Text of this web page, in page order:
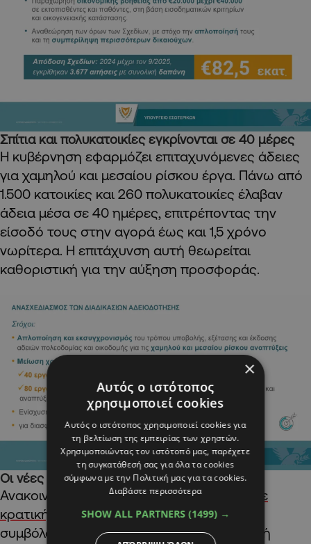
Σπίτια και πολυκατοικίες εγκρίνονται σε 40 μέρες
Η κυβέρνηση εφαρμόζει επιταχυνόμενες άδειες
για χαμηλού και μεσαίου ρίσκου έργα. Πάνω από
1.500 κατοικίες και 260 πολυκατοικίες έλαβαν
άδεια μέσα σε 40 ημέρες, επιτρέποντας την
είσοδό τους στην αγορά έως και 1,5 χρόνο
νωρίτερα. Η επιτάχυνση αυτή θεωρείται
καθοριστική για την αύξηση προσφοράς.
Οι νέες εξαγγελίες
Ανακοινώθηκαν
500 προσιτές κατοικίες σε
κρατική γη
, οι οποίες θα διαχειρίζονται με
συμβόλαια και κανόνες όπως στην ιδιωτική
×
Αυτός ο ιστότοπος
χρησιμοποιεί cookies
Αυτός ο ιστότοπος χρησιμοποιεί cookies για
τη βελτίωση της εμπειρίας των χρηστών.
Χρησιμοποιώντας τον ιστότοπό μας, παρέχετε
τη συγκατάθεσή σας για όλα τα cookies
σύμφωνα με την Πολιτική μας για τα cookies.
Διαβάστε περισσότερα
SHOW ALL PARTNERS (1499) →